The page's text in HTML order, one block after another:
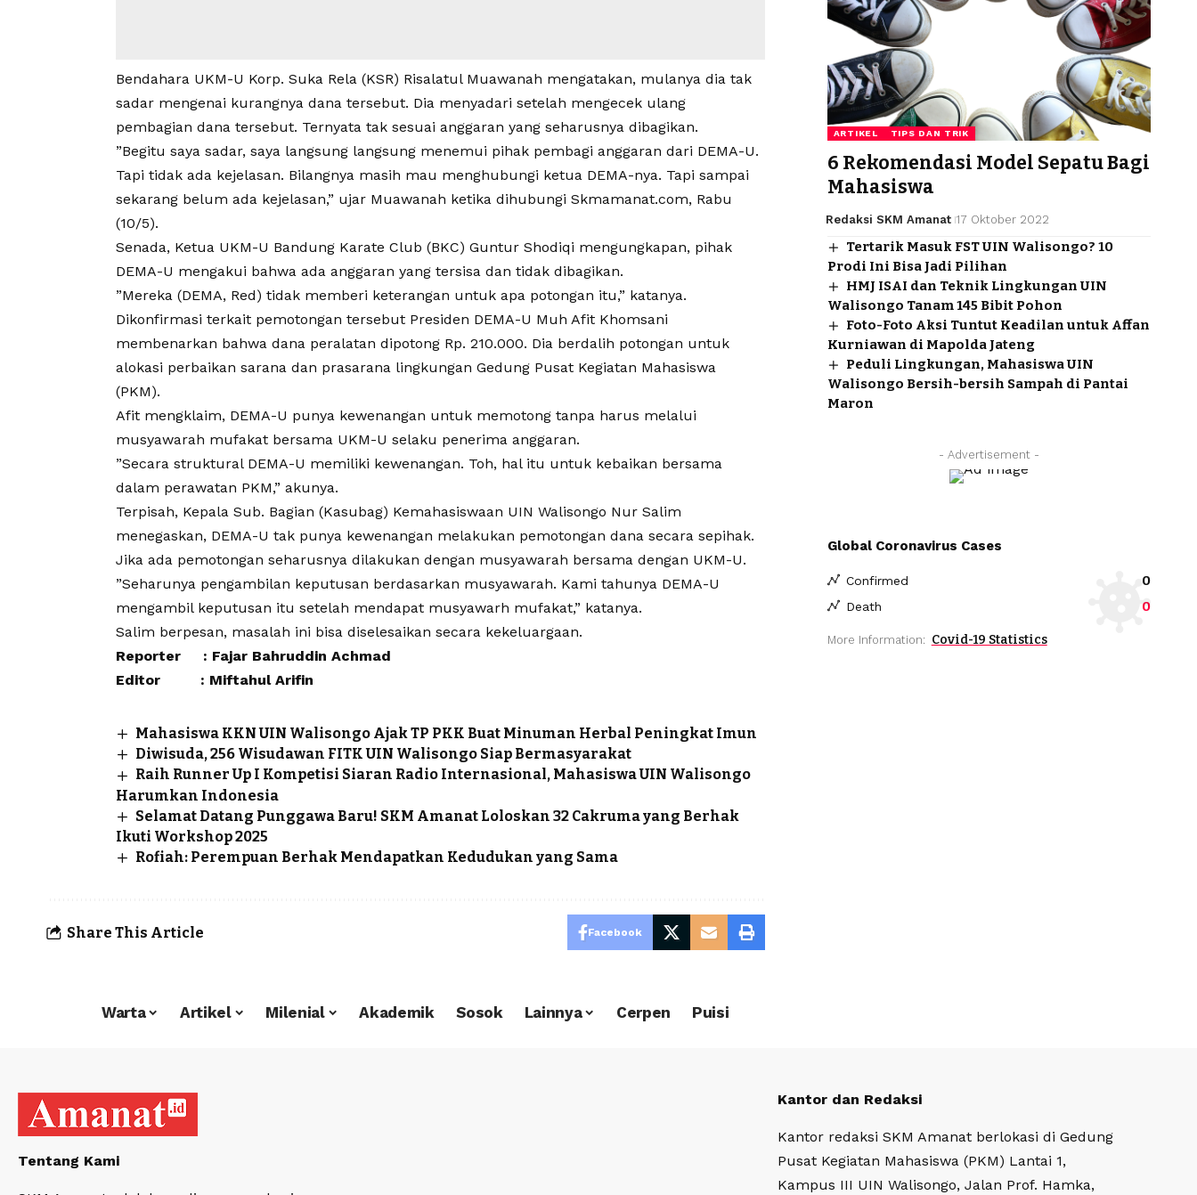
Bendahara UKM-U Korp. Suka Rela (KSR) Risalatul Muawanah mengatakan, mulanya dia tak
sadar mengenai kurangnya dana tersebut. Dia menyadari setelah mengecek ulang
pembagian dana tersebut. Ternyata tak sesuai anggaran yang seharusnya dibagikan.
”Begitu saya sadar, saya langsung langsung menemui pihak pembagi anggaran dari DEMA-U.
Tapi tidak ada kejelasan. Bilangnya masih mau menghubungi ketua DEMA-nya. Tapi sampai
sekarang belum ada kejelasan,” ujar Muawanah ketika dihubungi Skmamanat.com, Rabu
(10/5).
Senada, Ketua UKM-U Bandung Karate Club (BKC) Guntur Shodiqi mengungkapan, pihak
DEMA-U mengakui bahwa ada anggaran yang tersisa dan tidak dibagikan.
”Mereka (DEMA, Red) tidak memberi keterangan untuk apa potongan itu,” katanya.
Dikonfirmasi terkait pemotongan tersebut Presiden DEMA-U Muh Afit Khomsani
membenarkan bahwa dana peralatan dipotong Rp. 210.000. Dia berdalih potongan untuk
alokasi perbaikan sarana dan prasarana lingkungan Gedung Pusat Kegiatan Mahasiswa
(PKM).
Afit mengklaim, DEMA-U punya kewenangan untuk memotong tanpa harus melalui
musyawarah mufakat bersama UKM-U selaku penerima anggaran.
”Secara struktural DEMA-U memiliki kewenangan. Toh, hal itu untuk kebaikan bersama
dalam perawatan PKM,” akunya.
Terpisah, Kepala Sub. Bagian (Kasubag) Kemahasiswaan UIN Walisongo Nur Salim
menegaskan, DEMA-U tak punya kewenangan melakukan pemotongan dana secara sepihak.
Jika ada pemotongan seharusnya dilakukan dengan musyawarah bersama dengan UKM-U.
”Seharunya pengambilan keputusan berdasarkan musyawarah. Kami tahunya DEMA-U
mengambil keputusan itu setelah mendapat musyawarh mufakat,” katanya.
Salim berpesan, masalah ini bisa diselesaikan secara kekeluargaan.
Reporter : Fajar Bahruddin Achmad
Editor : Miftahul Arifin
Mahasiswa KKN UIN Walisongo Ajak TP PKK Buat Minuman Herbal Peningkat Imun
Diwisuda, 256 Wisudawan FITK UIN Walisongo Siap Bermasyarakat
Raih Runner Up I Kompetisi Siaran Radio Internasional, Mahasiswa UIN Walisongo
Harumkan Indonesia
Selamat Datang Punggawa Baru! SKM Amanat Loloskan 32 Cakruma yang Berhak
Ikuti Workshop 2025
Rofiah: Perempuan Berhak Mendapatkan Kedudukan yang Sama
Share This Article Facebook
ARTIKEL TIPS DAN TRIK
6 Rekomendasi Model Sepatu Bagi
Mahasiswa
Redaksi SKM Amanat 17 Oktober 2022
Tertarik Masuk FST UIN Walisongo? 10
Prodi Ini Bisa Jadi Pilihan
HMJ ISAI dan Teknik Lingkungan UIN
Walisongo Tanam 145 Bibit Pohon
Foto-Foto Aksi Tuntut Keadilan untuk Affan
Kurniawan di Mapolda Jateng
Peduli Lingkungan, Mahasiswa UIN
Walisongo Bersih-bersih Sampah di Pantai
Maron
- Advertisement -
Global Coronavirus Cases
Confirmed 0
Death 0
More Information: Covid-19 Statistics
Warta Artikel Milenial Akademik Sosok Lainnya Cerpen Puisi
Tentang Kami
Kantor dan Redaksi
Kantor redaksi SKM Amanat berlokasi di Gedung
Pusat Kegiatan Mahasiswa (PKM) Lantai 1,
Kampus III UIN Walisongo, Jalan Prof. Hamka,